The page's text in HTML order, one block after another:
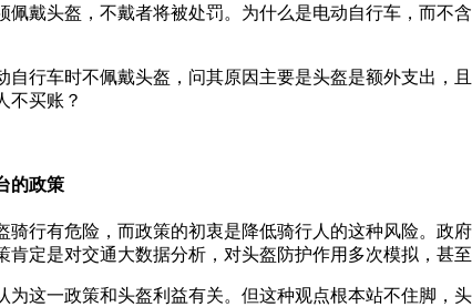
戴头盔，不戴者将被处罚。为什么是电动自行车，而不
行车时不佩戴头盔，问其原因主要是头盔是额外支出，
不买账？
的政策
行有危险，而政策的初衷是降低骑行人的这种风险。政
定是对交通大数据分析，对头盔防护作用多次模拟，甚
这一政策和头盔利益有关。但这种观点根本站不住脚，